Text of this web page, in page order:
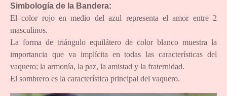
Simbología de la Bandera:
El color rojo en medio del azul representa el amor entre 2
masculinos.
La forma de triángulo equilátero de color blanco muestra la
importancia que va implícita en todas las características del
vaquero; la armonía, la paz, la amistad y la fraternidad.
El sombrero es la característica principal del vaquero.